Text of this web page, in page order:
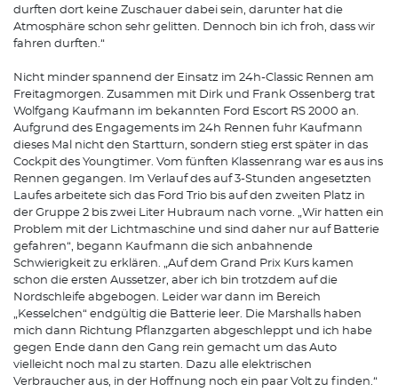
durften dort keine Zuschauer dabei sein, darunter hat die
Atmosphäre schon sehr gelitten. Dennoch bin ich froh, dass wir
fahren durften.“
Nicht minder spannend der Einsatz im 24h-Classic Rennen am
Freitagmorgen. Zusammen mit Dirk und Frank Ossenberg trat
Wolfgang Kaufmann im bekannten Ford Escort RS 2000 an.
Aufgrund des Engagements im 24h Rennen fuhr Kaufmann
dieses Mal nicht den Startturn, sondern stieg erst später in das
Cockpit des Youngtimer. Vom fünften Klassenrang war es aus ins
Rennen gegangen. Im Verlauf des auf 3-Stunden angesetzten
Laufes arbeitete sich das Ford Trio bis auf den zweiten Platz in
der Gruppe 2 bis zwei Liter Hubraum nach vorne. „Wir hatten ein
Problem mit der Lichtmaschine und sind daher nur auf Batterie
gefahren“, begann Kaufmann die sich anbahnende
Schwierigkeit zu erklären. „Auf dem Grand Prix Kurs kamen
schon die ersten Aussetzer, aber ich bin trotzdem auf die
Nordschleife abgebogen. Leider war dann im Bereich
„Kesselchen“ endgültig die Batterie leer. Die Marshalls haben
mich dann Richtung Pflanzgarten abgeschleppt und ich habe
gegen Ende dann den Gang rein gemacht um das Auto
vielleicht noch mal zu starten. Dazu alle elektrischen
Verbraucher aus, in der Hoffnung noch ein paar Volt zu finden.“